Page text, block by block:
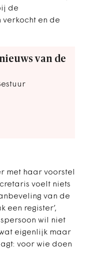
de
en de
van de
met haar voorstel
voelt niets
van de
een register’,
wil niet
eigenlijk maar
voor wie doen